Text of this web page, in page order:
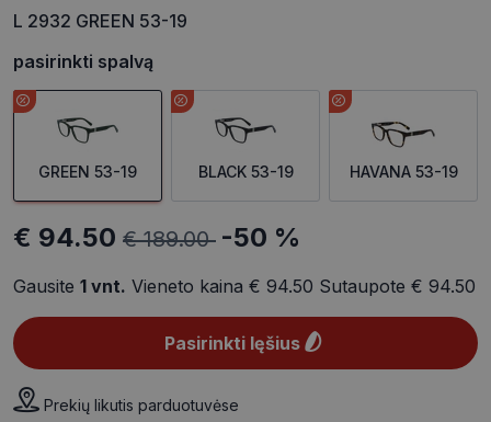
L 2932 GREEN 53-19
pasirinkti spalvą
GREEN 53-19 BLACK 53-19 HAVANA 53-19
€ 94.50 € 189.00 -50 %
Gausite 1 vnt. Vieneto kaina € 94.50 Sutaupote € 94.50
Pasirinkti lęšius
Prekių likutis parduotuvėse